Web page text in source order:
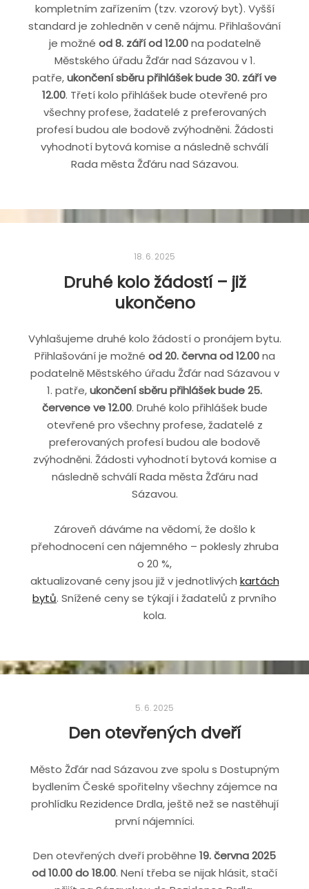
kompletním zařízením (tzv. vzorový byt). Vyšší
standard je zohledněn v ceně nájmu. Přihlašování
je možné od 8. září od 12.00na podatelně
Městského úřadu Žďár nad Sázavou v 1.
patře,ukončení sběru přihlášek bude 30. září ve
12.00. Třetí kolo přihlášek bude otevřené pro
všechny profese, žadatelé z preferovaných
profesí budou ale bodově zvýhodněni. Žádosti
vyhodnotí bytová komise a následně schválí
Rada města Žďáru nad Sázavou.
18. 6. 2025
Druhé kolo žádostí – již
ukončeno
Vyhlašujeme druhé kolo žádostí o pronájem bytu.
Přihlašování je možné od 20. června od 12.00na
podatelně Městského úřadu Žďár nad Sázavou v
1. patře,ukončení sběru přihlášek bude 25.
července ve 12.00. Druhé kolo přihlášek bude
otevřené pro všechny profese, žadatelé z
preferovaných profesí budou ale bodově
zvýhodněni. Žádosti vyhodnotí bytová komise a
následně schválí Rada města Žďáru nad
Sázavou.
Zároveň dáváme na vědomí, že došlo k
přehodnocení cen nájemného – poklesly zhruba
o 20 %,
aktualizované ceny jsou již v jednotlivých kartách
bytů. Snížené ceny se týkají i žadatelů z prvního
kola.
5. 6. 2025
Den otevřených dveří
Město Žďár nad Sázavou zve spolu s Dostupným
bydlením České spořitelny všechny zájemce na
prohlídku Rezidence Drdla, ještě než se nastěhují
první nájemníci.
Den otevřených dveří proběhne 19. června 2025
od 10.00 do 18.00. Není třeba se nijak hlásit, stačí